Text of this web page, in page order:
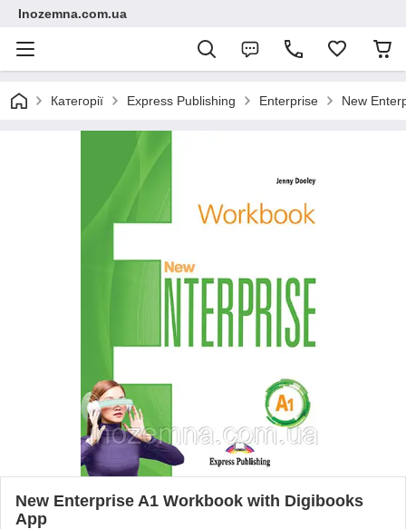
Inozemna.com.ua
Категорії Express Publishing Enterprise New
New Enterprise A1 Workbook with Digibooks
App